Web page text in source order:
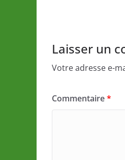
Laisser un
Votre adresse e-
Commentaire*